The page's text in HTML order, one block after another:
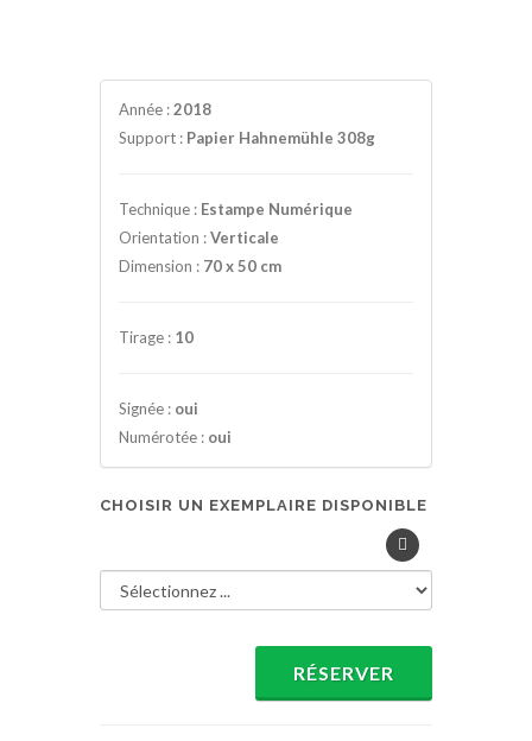
Année :2018
Support : Papier Hahnemühle 308g
Technique : Estampe Numérique
Orientation :Verticale
Dimension : 70 x 50 cm
Tirage : 10
Signée : oui
Numérotée : oui
CHOISIR UN EXEMPLAIRE DISPONIBLE
RÉSERVER